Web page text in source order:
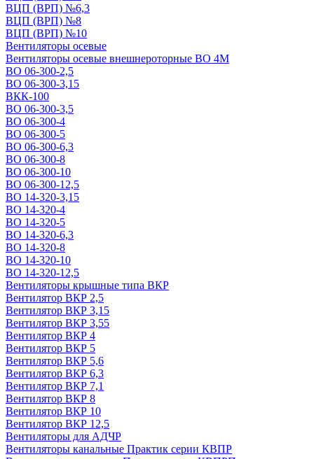
ВЦП (ВРП) №6,3
ВЦП (ВРП) №8
ВЦП (ВРП) №10
Вентиляторы осевые
Вентиляторы осевые внешнероторные ВО 4М
ВО 06-300-2,5
ВО 06-300-3,15
ВКК-100
ВО 06-300-3,5
ВО 06-300-4
ВО 06-300-5
ВО 06-300-6,3
ВО 06-300-8
ВО 06-300-10
ВО 06-300-12,5
ВО 14-320-3,15
ВО 14-320-4
ВО 14-320-5
ВО 14-320-6,3
ВО 14-320-8
ВО 14-320-10
ВО 14-320-12,5
Вентиляторы крышные типа ВКР
Вентилятор ВКР 2,5
Вентилятор ВКР 3,15
Вентилятор ВКР 3,55
Вентилятор ВКР 4
Вентилятор ВКР 5
Вентилятор ВКР 5,6
Вентилятор ВКР 6,3
Вентилятор ВКР 7,1
Вентилятор ВКР 8
Вентилятор ВКР 10
Вентилятор ВКР 12,5
Вентиляторы для АДЧР
Вентиляторы канальные Практик серии КВПР